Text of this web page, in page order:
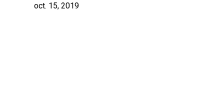
oct. 15, 2019